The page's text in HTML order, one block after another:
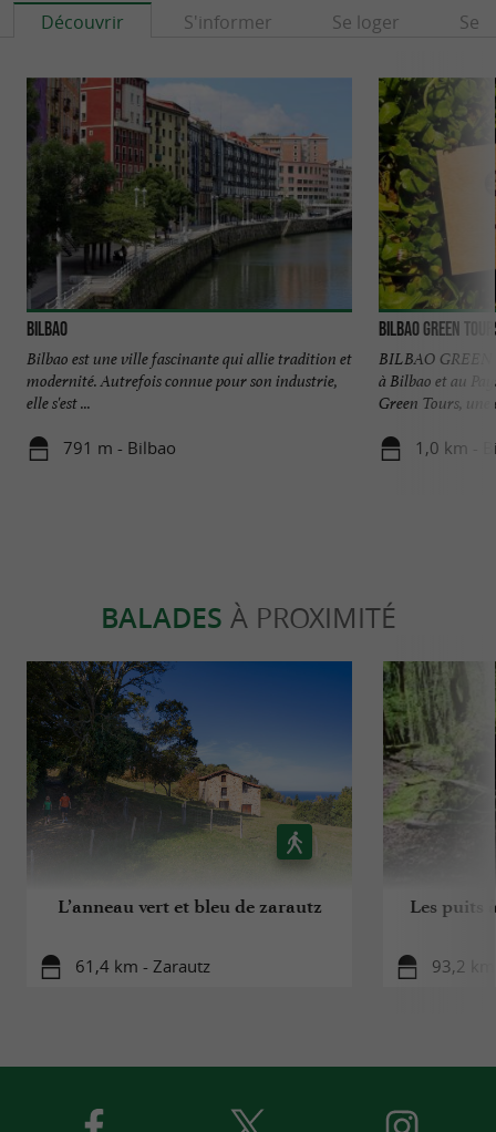
Découvrir S'informer Se loger Se
Bilbao
Bilbao est une ville fascinante qui allie tradition et
modernité. Autrefois connue pour son industrie,
elle s'est ...
791 m - Bilbao
Bilbao Green
BILBAO GREEN
à Bilbao et au
Green Tours, une
1,0 km -
BALADES À PROXIMITÉ
L’anneau vert et bleu de zarautz
61,4 km - Zarautz
Les puits
93,2